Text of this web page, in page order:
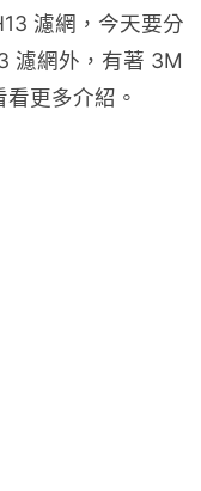
濾網，今天要分
濾網外，有著 3M
更多介紹。